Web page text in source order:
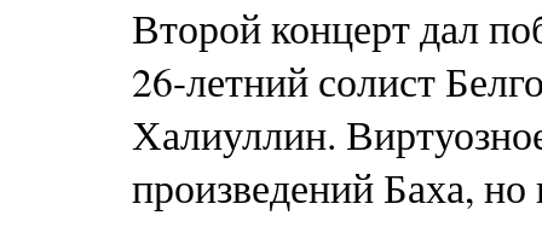
Второй концерт дал
26-летний солист
Халиуллин.
произведений Баха,